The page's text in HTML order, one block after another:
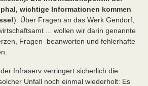
wichtige Informationen kommen
). Über Fragen an das Werk Gendorf,
... wollen wir darin genannte
Fragen beanworten und fehlerhafte
Infraserv verringert sicherlich die
Unfall noch einmal wiederholt: Es